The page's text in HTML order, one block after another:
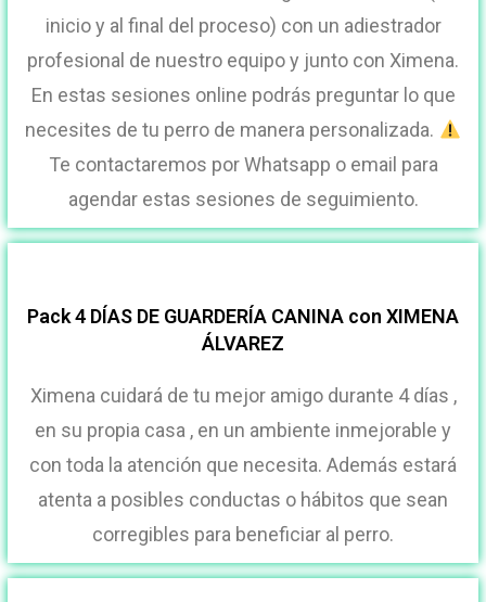
inicio y al final del proceso) con un adiestrador
profesional de nuestro equipo y junto con Ximena.
En estas sesiones online podrás preguntar lo que
necesites de tu perro de manera personalizada.
Te contactaremos por Whatsapp o email para
agendar estas sesiones de seguimiento.
Pack 4 DÍAS DE GUARDERÍA CANINA con XIMENA
ÁLVAREZ
Ximena cuidará de tu mejor amigo durante 4 días ,
en su propia casa , en un ambiente inmejorable y
con toda la atención que necesita. Además estará
atenta a posibles conductas o hábitos que sean
corregibles para beneficiar al perro.